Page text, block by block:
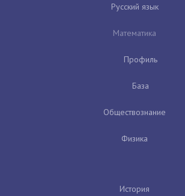
Русский язык
Математика
Профиль
База
Обществознание
Физика
История